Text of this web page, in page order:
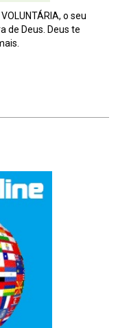
o seu
de Deus. Deus te